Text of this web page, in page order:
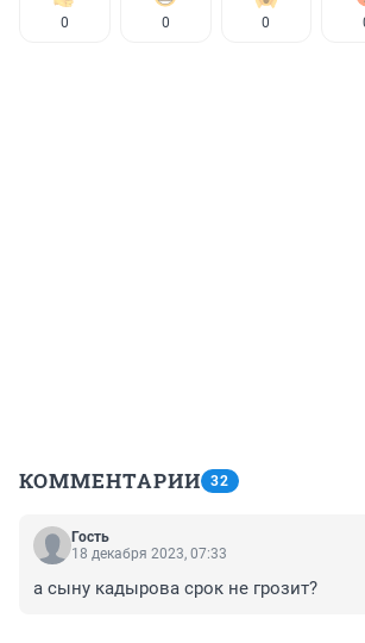
0 0 0
КОММЕНТАРИИ 32
Гость
18 декабря 2023, 07:33
а сыну кадырова срок не грозит?